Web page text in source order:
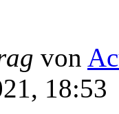
von
18:53